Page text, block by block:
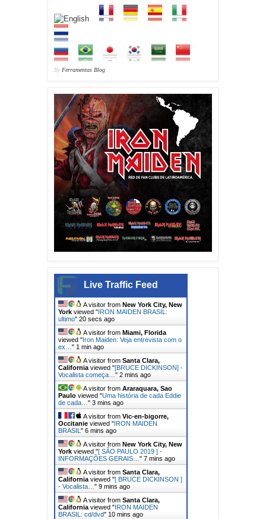
By Ferramentas Blog
Live Traffic Feed
A visitor from New York City, New
York viewed "IRON MAIDEN BRASIL:
ultimo" 22 secs ago
A visitor from Miami, Florida
viewed "Iron Maiden: Veja entrevista com o
ex… " 1 min ago
A visitor from Santa Clara,
California viewed "[BRUCE DICKINSON] -
Vocalista começa… " 2 mins ago
A visitor from Araraquara, Sao
Paulo viewed "Uma história de cada Eddie
de cada… " 3 mins ago
A visitor from Vic-en-bigorre,
Occitanie viewed "IRON MAIDEN
BRASIL " 6 mins ago
A visitor from New York City, New
York viewed "[ SÃO PAULO 2019 ] -
INFORMAÇÕES GERAIS… " 7 mins ago
A visitor from Santa Clara,
California viewed "[ BRUCE DICKINSON ]
- Vocalista… " 9 mins ago
A visitor from Santa Clara,
California viewed "IRON MAIDEN
BRASIL: cd/dvd" 10 mins ago